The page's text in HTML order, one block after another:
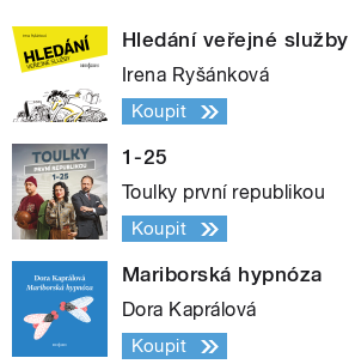
Hledání veřejné služby
Irena Ryšánková
Koupit
1-25
Toulky první republikou
Koupit
Mariborská hypnóza
Dora Kaprálová
Koupit